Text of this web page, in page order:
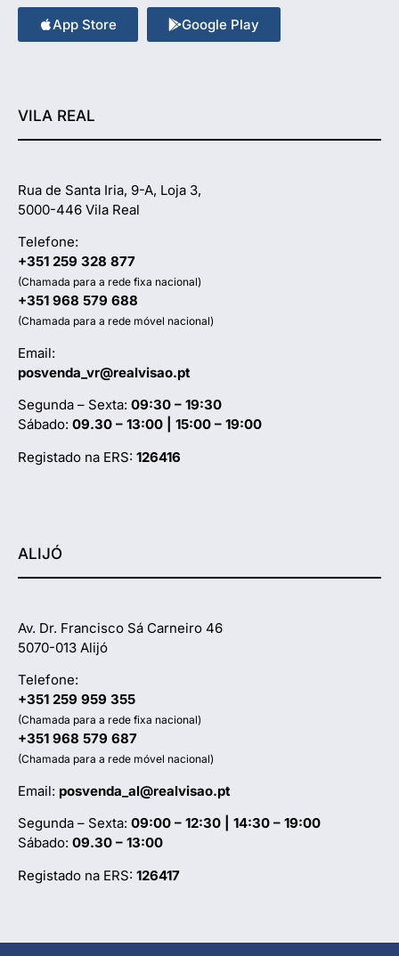
App Store Google Play
VILA REAL
Rua de Santa Iria, 9-A, Loja 3,
5000-446 Vila Real
Telefone:
+351 259 328 877
(Chamada para a rede fixa nacional)
+351 968 579 688
(Chamada para a rede móvel nacional)
Email:
posvenda_vr@realvisao.pt
Segunda – Sexta: 09:30 – 19:30
Sábado: 09.30 – 13:00 | 15:00 – 19:00
Registado na ERS: 126416
ALIJÓ
Av. Dr. Francisco Sá Carneiro 46
5070-013 Alijó
Telefone:
+351 259 959 355
(Chamada para a rede fixa nacional)
+351 968 579 687
(Chamada para a rede móvel nacional)
Email: posvenda_al@realvisao.pt
Segunda – Sexta: 09:00 – 12:30 | 14:30 – 19:00
Sábado: 09.30 – 13:00
Registado na ERS: 126417